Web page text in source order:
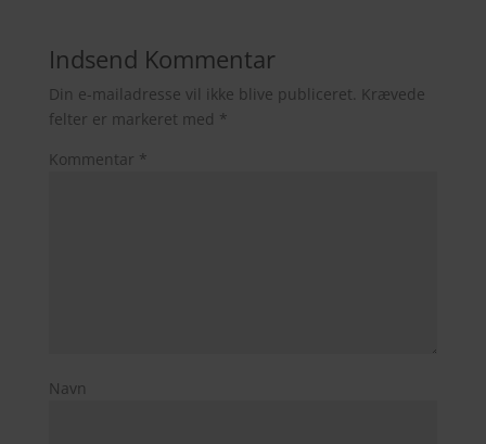
Indsend Kommentar
Din e-mailadresse vil ikke blive publiceret. Krævede
felter er markeret med *
Kommentar *
Navn